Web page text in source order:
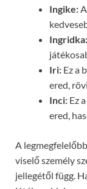
Ingike:
Ingridka:
Iri: Ez a
ered,
Inci: Ez
ered,
A
viselő személy
jellegétől függ.